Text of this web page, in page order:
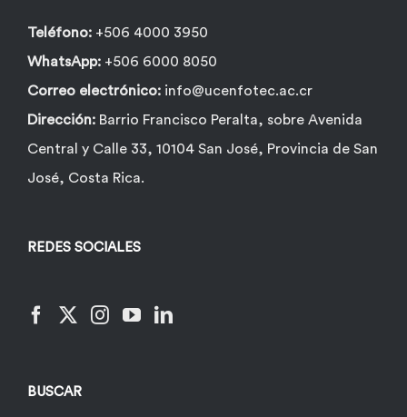
Teléfono: +506 4000 3950
WhatsApp: +506 6000 8050
Correo electrónico: info@ucenfotec.ac.cr
Dirección: Barrio Francisco Peralta, sobre Avenida
Central y Calle 33, 10104 San José, Provincia de San
José, Costa Rica.
REDES SOCIALES
BUSCAR